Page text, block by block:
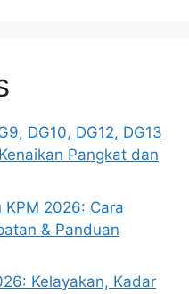
DG10, DG12, DG13
Pangkat dan
KPM 2026: Cara
& Panduan
Kelayakan, Kadar